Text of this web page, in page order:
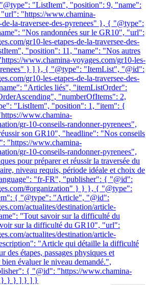
"ListItem", "position": 9, "name":
"https://www.chamina-
de-la-traversee-des-pyrenees" }, { "@type":
"Nos randonnées sur le GR10", "url":
gr10-les-etapes-de-la-traversee-des-
"position": 11, "name": "Nos autres
www.chamina-voyages.com/gr10-les-
} ] }, { "@type": "ItemList", "@id":
gr10-les-etapes-de-la-traversee-des-
"Articles liés", "itemListOrder":
"numberOfItems": 2,
"ListItem", "position": 1, "item": {
www.chamina-
gr-10-conseils-randonner-pyrenees",
son GR10", "headline": "Nos conseils
"https://www.chamina-
gr-10-conseils-randonner-pyrenees",
pour préparer et réussir la traversée du
niveau requis, période idéale et choix de
"fr-FR", "publisher": { "@id":
#organization" } } }, { "@type":
{ "@type": "Article", "@id":
actualites/destination/article-
"Tout savoir sur la difficulté du
sur la difficulté du GR10", "url":
actualites/destination/article-
"Article qui détaille la difficulté
des étapes, passages physiques et
évaluer le niveau demandé.",
{ "@id": "https://www.chamina-
} } } ] } ] }